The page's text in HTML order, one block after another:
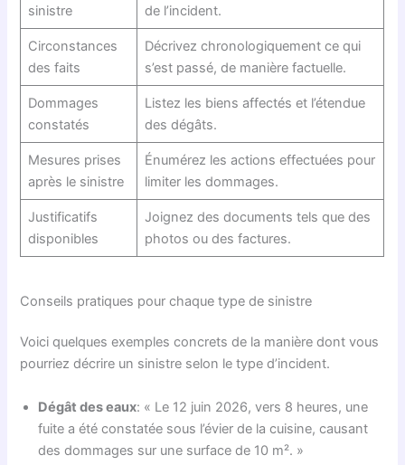
sinistre
de l’incident.
Circonstances
des faits
Décrivez chronologiquement ce qui
s’est passé, de manière factuelle.
Dommages
constatés
Listez les biens affectés et l’étendue
des dégâts.
Mesures prises
après le sinistre
Énumérez les actions effectuées pour
limiter les dommages.
Justificatifs
disponibles
Joignez des documents tels que des
photos ou des factures.
Conseils pratiques pour chaque type de sinistre
Voici quelques exemples concrets de la manière dont vous
pourriez décrire un sinistre selon le type d’incident.
Dégât des eaux: « Le 12 juin 2026, vers 8 heures, une
fuite a été constatée sous l’évier de la cuisine, causant
des dommages sur une surface de 10 m². »